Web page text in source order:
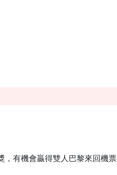
，有機會贏得雙人巴黎來回機票